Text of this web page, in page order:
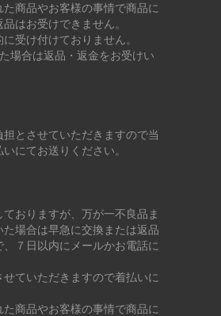
た商品やお客様の事情で商品に
はお受けできません。
受け付けておりません。
場合は返品・返金をお受けい
とさせていただきますので当
にてお送りください。
ておりますが、万が一不良品ま
場合は早急に交換または返品
７日以内にメールかお電話に
ていただきますので着払いに
た商品やお客様の事情で商品に